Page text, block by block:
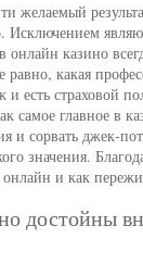
желаемый
онлайн казино
какая
есть страховой
самое главное в
и сорвать джек-
значения.
онлайн и как
достойны